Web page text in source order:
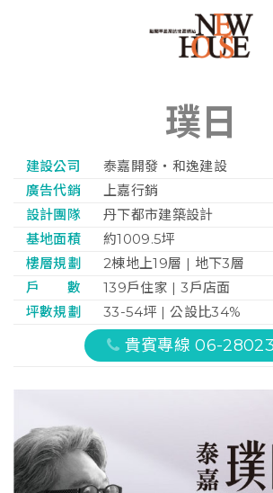
璞日
建設公司
泰嘉開發‧和逸建設
廣告代銷
上嘉行銷
設計團隊
丹下都市建築設計
基地面積
約1009.5坪
樓層規劃
2棟地上19層 | 地下3層
戶 數
139戶住家 | 3戶店面
坪數規劃
33-54坪 | 公設比34%
貴賓專線 06-